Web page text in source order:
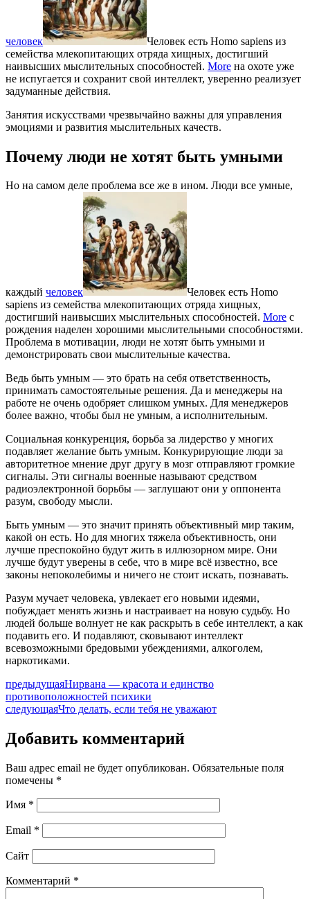
человек
Человек есть Homo sapiens из
семейства млекопитающих отряда хищных, достигший
наивысших мыслительных способностей. More на охоте уже
не испугается и сохранит свой интеллект, уверенно реализует
задуманные действия.
Занятия искусствами чрезвычайно важны для управления
эмоциями и развития мыслительных качеств.
Почему люди не хотят быть умными
Но на самом деле проблема все же в ином. Люди все умные,
каждый человек
Человек есть Homo
sapiens из семейства млекопитающих отряда хищных,
достигший наивысших мыслительных способностей. More с
рождения наделен хорошими мыслительными способностями.
Проблема в мотивации, люди не хотят быть умными и
демонстрировать свои мыслительные качества.
Ведь быть умным — это брать на себя ответственность,
принимать самостоятельные решения. Да и менеджеры на
работе не очень одобряет слишком умных. Для менеджеров
более важно, чтобы был не умным, а исполнительным.
Социальная конкуренция, борьба за лидерство у многих
подавляет желание быть умным. Конкурирующие люди за
авторитетное мнение друг другу в мозг отправляют громкие
сигналы. Эти сигналы военные называют средством
радиоэлектронной борьбы — заглушают они у оппонента
разум, свободу мысли.
Быть умным — это значит принять объективный мир таким,
какой он есть. Но для многих тяжела объективность, они
лучше преспокойно будут жить в иллюзорном мире. Они
лучше будут уверены в себе, что в мире всё известно, все
законы непоколебимы и ничего не стоит искать, познавать.
Разум мучает человека, увлекает его новыми идеями,
побуждает менять жизнь и настраивает на новую судьбу. Но
людей больше волнует не как раскрыть в себе интеллект, а как
подавить его. И подавляют, сковывают интеллект
всевозможными бредовыми убеждениями, алкоголем,
наркотиками.
предыдущаяНирвана — красота и единство
противоположностей психики
следующаяЧто делать, если тебя не уважают
Добавить комментарий
Ваш адрес email не будет опубликован. Обязательные поля
помечены *
Имя *
Email *
Сайт
Комментарий *